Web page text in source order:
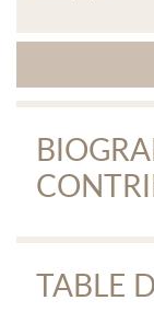
Marie Wyss est
TABLE